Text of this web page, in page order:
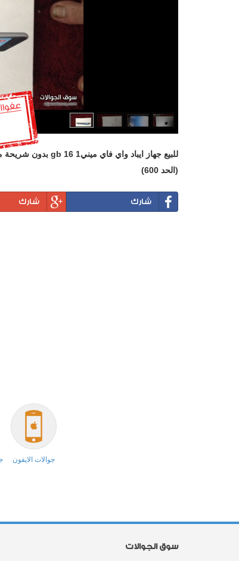
للبيع جهاز ايباد واي فاي ميني1 16 gb بدون شريحة مع الكرتون وجميع ملحقاته
(الحد 600)
شارك شارك
جوالات الايفون
سوق الجوالات